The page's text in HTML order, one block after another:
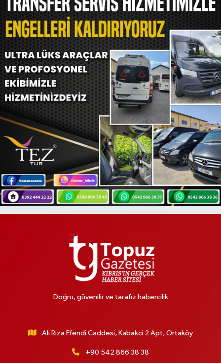
Doğru, güvenilir ve tarafız habercilik
Ali Riza Efendi Caddesi, Kabakci 2 Apt, Ortaköy
+90 542 866 38 38